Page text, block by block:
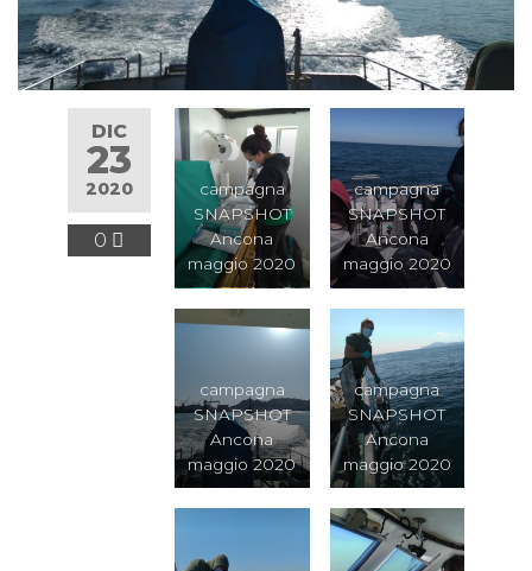
DIC
23
2020
0
campagna
SNAPSHOT
Ancona
maggio 2020
campagna
SNAPSHOT
Ancona
maggio 2020
campagna
SNAPSHOT
Ancona
maggio 2020
campagna
SNAPSHOT
Ancona
maggio 2020